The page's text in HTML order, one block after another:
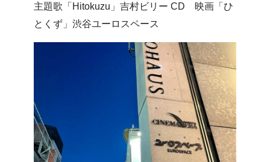
主題歌「Hitokuzu」吉村ビリー CD 映画「ひ
とくず」渋谷ユーロスペース